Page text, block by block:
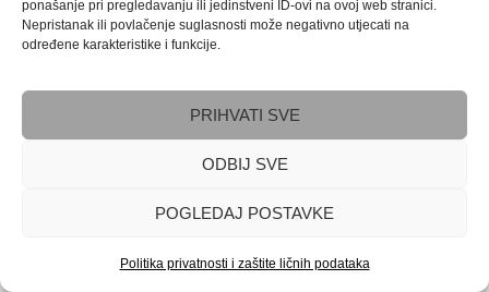
ponašanje pri pregledavanju ili jedinstveni ID-ovi na ovoj web stranici.
Nepristanak ili povlačenje suglasnosti može negativno utjecati na
određene karakteristike i funkcije.
PRIHVATI SVE
ODBIJ SVE
POGLEDAJ POSTAVKE
Politika privatnosti i zaštite ličnih podataka